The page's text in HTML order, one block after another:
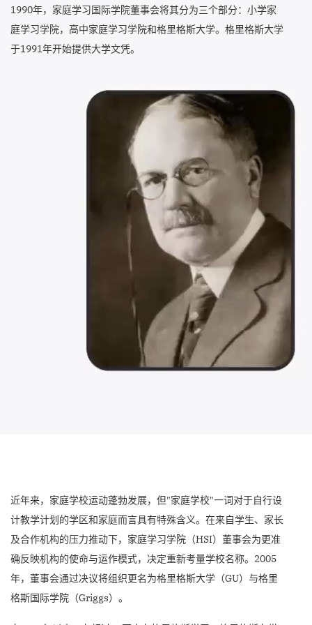
1990年，家庭学习国际学院董事会将其分为三个部分：小学家
庭学习学院，高中家庭学习学院和格里格斯大学。格里格斯大学
于1991年开始提供大学文凭。
近年来，家庭学校运动蓬勃发展，但"家庭学校"一词对于自行设
计教学计划的学区和家庭而言具有特殊含义。在来自学生、家长
及合作机构的压力推动下，家庭学习学院（HSI）董事会为更准
确反映机构的使命与运作模式，决定重新考量学校名称。2005
年，董事会通过决议将组织更名为格里格斯大学（GU）与格里
格斯国际学院（Griggs）。